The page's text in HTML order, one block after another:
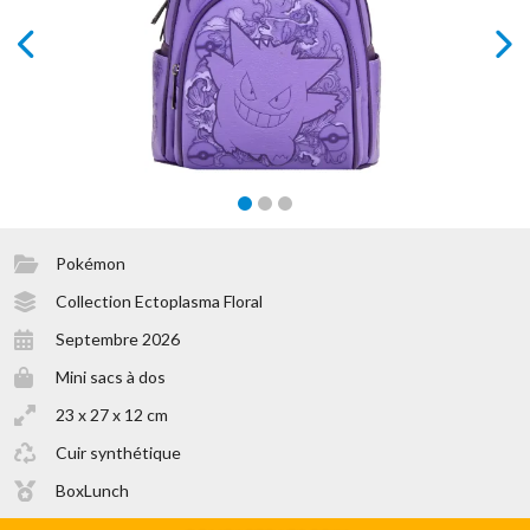
Pokémon
Collection Ectoplasma Floral
Septembre 2026
Mini sacs à dos
23 x 27 x 12 cm
Cuir synthétique
BoxLunch